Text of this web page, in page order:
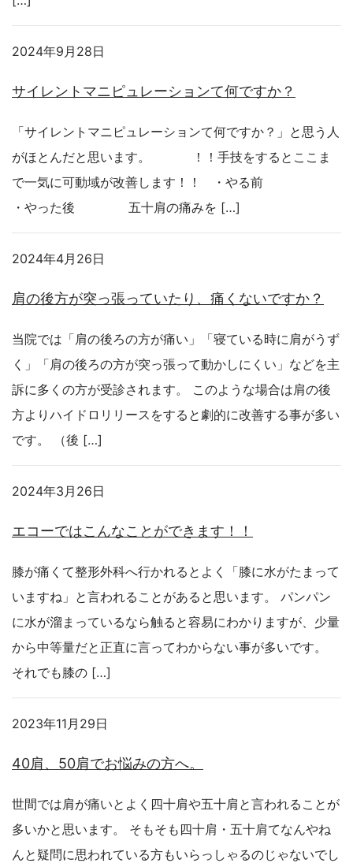
2024年9月28日
サイレントマニピュレーションて何ですか？
「サイレントマニピュレーションて何ですか？」と思う人
がほとんだと思います。 ！！手技をするとここま
で一気に可動域が改善します！！ ・やる前
・やった後 五十肩の痛みを […]
2024年4月26日
肩の後方が突っ張っていたり、痛くないですか？
当院では「肩の後ろの方が痛い」「寝ている時に肩がうず
く」「肩の後ろの方が突っ張って動かしにくい」などを主
訴に多くの方が受診されます。 このような場合は肩の後
方よりハイドロリリースをすると劇的に改善する事が多い
です。 （後 […]
2024年3月26日
エコーではこんなことができます！！
膝が痛くて整形外科へ行かれるとよく「膝に水がたまって
いますね」と言われることがあると思います。 パンパン
に水が溜まっているなら触ると容易にわかりますが、少量
から中等量だと正直に言ってわからない事が多いです。
それでも膝の […]
2023年11月29日
40肩、50肩でお悩みの方へ。
世間では肩が痛いとよく四十肩や五十肩と言われることが
多いかと思います。 そもそも四十肩・五十肩てなんやね
んと疑問に思われている方もいらっしゃるのじゃないでし